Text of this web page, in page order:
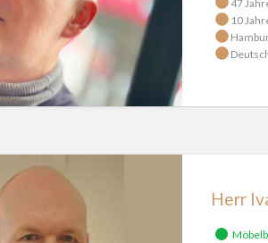
47
10
Herr